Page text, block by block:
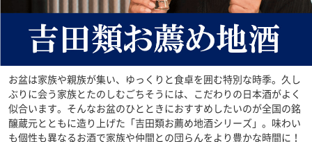
お盆は家族や親族が集い、ゆっくりと食卓を囲む特別な時季。久し
ぶりに会う家族とたのしむごちそうには、こだわりの日本酒がよく
似合います。そんなお盆のひとときにおすすめしたいのが全国の銘
醸蔵元とともに造り上げた「吉田類お薦め地酒シリーズ」。味わい
も個性も異なるお酒で家族や仲間との団らんをより豊かな時間に！